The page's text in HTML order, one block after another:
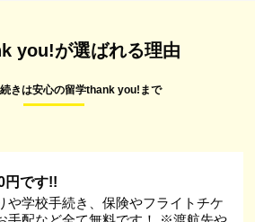
you!が選ばれる理由
きは安心の留学thank you!まで
円です!!
や学校手続き、保険やフライトチケ